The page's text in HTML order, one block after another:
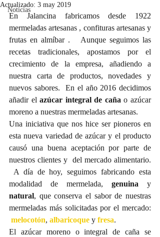
Noticias
Actualizado: 3 may 2019
En Jalancina fabricamos desde 1922
mermeladas artesanas , confituras artesanas y
frutas en almíbar .   Aunque seguimos las
recetas tradicionales, apostamos por el
crecimiento de la empresa, añadiendo a
nuestra carta de productos, novedades y
nuevos sabores.  En el año 2016 decidimos
añadir el azúcar integral de caña o azúcar
moreno a nuestras mermeladas artesanas.
Una iniciativa que nos hice ser pioneros en
esta nueva variedad de azúcar y el producto
causó una buena aceptación por parte de
nuestros clientes y  del mercado alimentario.
A día de hoy, seguimos fabricando esta
modalidad de mermelada, genuina
natural, que conserva el sabor de nuestras
mermeladas más solicitadas por el mercado:
melocotón, albaricoque y fresa.
El azúcar moreno o integral de caña se